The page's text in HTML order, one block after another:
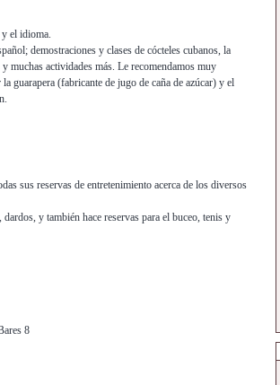
el idioma.
demostraciones y clases de cócteles cubanos, la
muchas actividades más. Le recomendamos muy
guarapera (fabricante de jugo de caña de azúcar) y el
sus reservas de entretenimiento acerca de los diversos
y también hace reservas para el buceo, tenis y
8